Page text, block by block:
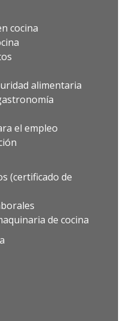
cocina
alimentaria
el empleo
(certificado de
de cocina